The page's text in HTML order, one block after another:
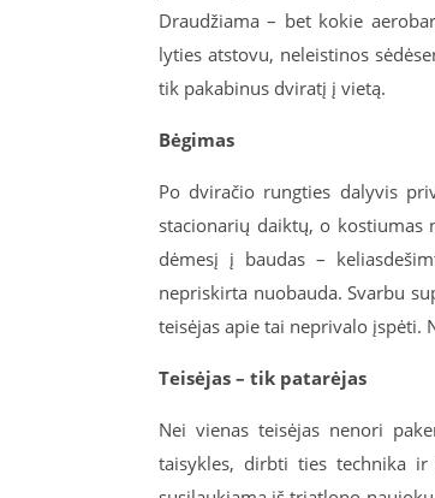
Draudžiama – bet kokie
lyties atstovu, neleistinos
tik pakabinus dviratį į vietą.
Bėgimas
Po dviračio rungties dalyvis
stacionarių daiktų, o kostiumas
dėmesį į baudas –
nepriskirta nuobauda. Svarbu
teisėjas apie tai neprivalo įspėti.
Teisėjas – tik patarėjas
Nei vienas teisėjas nenori
taisykles, dirbti ties technika ir